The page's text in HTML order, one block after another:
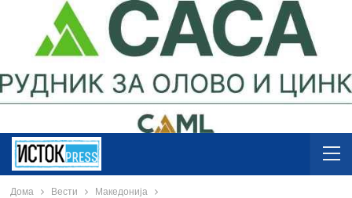
Дома Вести Македонија